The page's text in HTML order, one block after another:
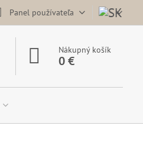
Panel používateľa
Nákupný košík
0 €